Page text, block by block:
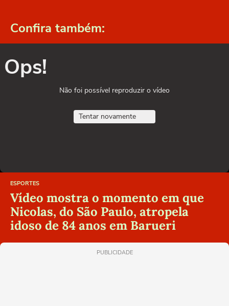
Confira também:
Ops!
Não foi possível reproduzir o vídeo
Tentar novamente
ESPORTES
Vídeo mostra o momento em que
Nicolas, do São Paulo, atropela
idoso de 84 anos em Barueri
PUBLICIDADE